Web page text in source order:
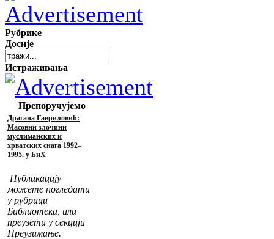
Рубрике
Досије
Истраживања
Препоручујемо
Драгана Гавриловић:
Масовни злочини
муслиманских и
хрватских снага 1992–
1995. у БиХ
Публикацију
можете погледати
у рубрици
Библиотека, или
преузети у секцији
Преузимање.